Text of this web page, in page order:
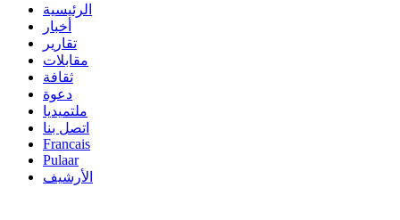
الرئيسية
أخبار
تقارير
مقابلات
ثقافة
دعوة
ملتميديا
اتصل بنا
Francais
Pulaar
الأرشيف